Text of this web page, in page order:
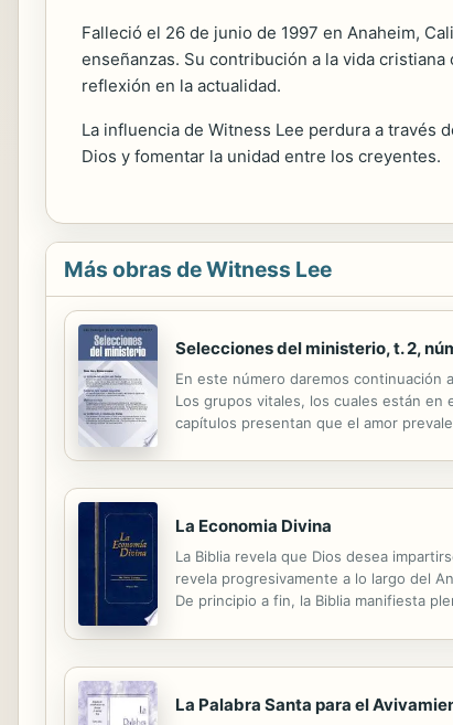
Falleció el 26 de junio de 1997 en Anaheim,
enseñanzas. Su contribución a la vida
reflexión en la actualidad.
La influencia de Witness Lee perdura a través
Dios y fomentar la unidad entre los creyentes.
Más obras de Witness Lee
Selecciones del ministerio, t. 2,
En este número daremos continuación
Los grupos vitales, los cuales están en
capítulos presentan que el amor
La Economia Divina
La Biblia revela que Dios desea
revela progresivamente a lo largo del
De principio a fin, la Biblia manifiesta
La Palabra Santa para el